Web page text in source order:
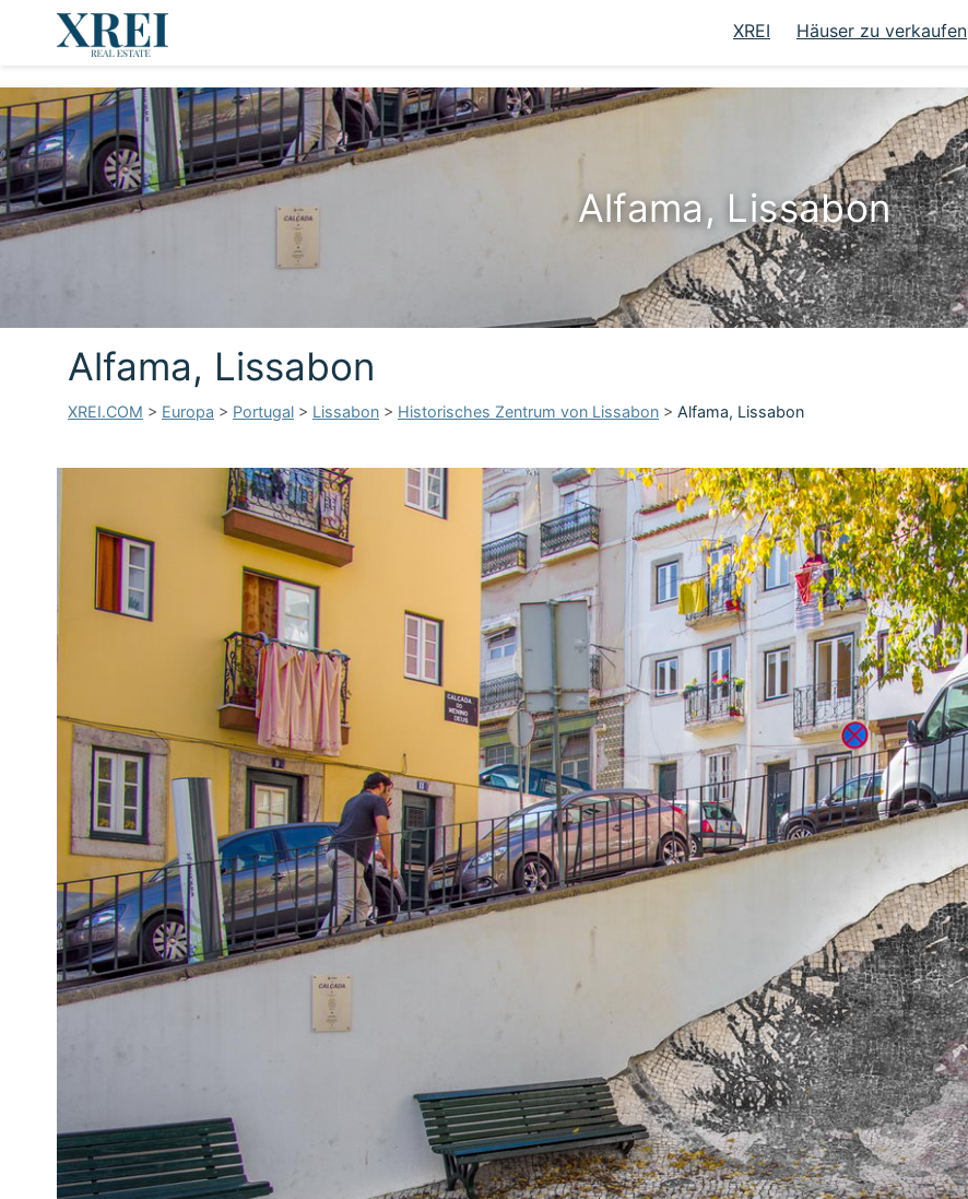
XREI Häuser zu verkaufen
Alfama, Lissabon
Alfama, Lissabon
XREI.COM > Europa > Portugal > Lissabon > Historisches Zentrum von Lissabon > Alfama, Lissabon